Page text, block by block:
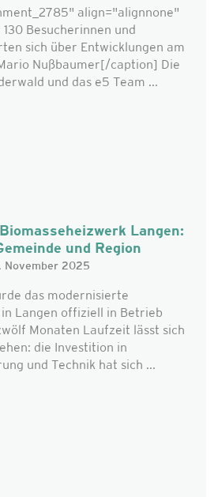
align="alignnone"
Besucherinnen und
sich über Entwicklungen am
Nußbaumer[/caption] Die
und das e5 Team ...
Langen:
und Region
November 2025
das modernisierte
Langen offiziell in Betrieb
Monaten Laufzeit lässt sich
die Investition in
und Technik hat sich ...